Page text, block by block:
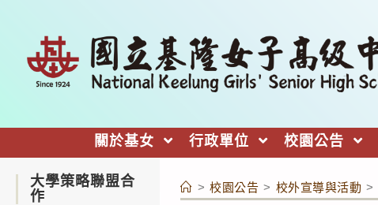
關於基女 行政單位 校園公告
> 校園公告 > 校外宣導與活動 >
大學策略聯盟合
作